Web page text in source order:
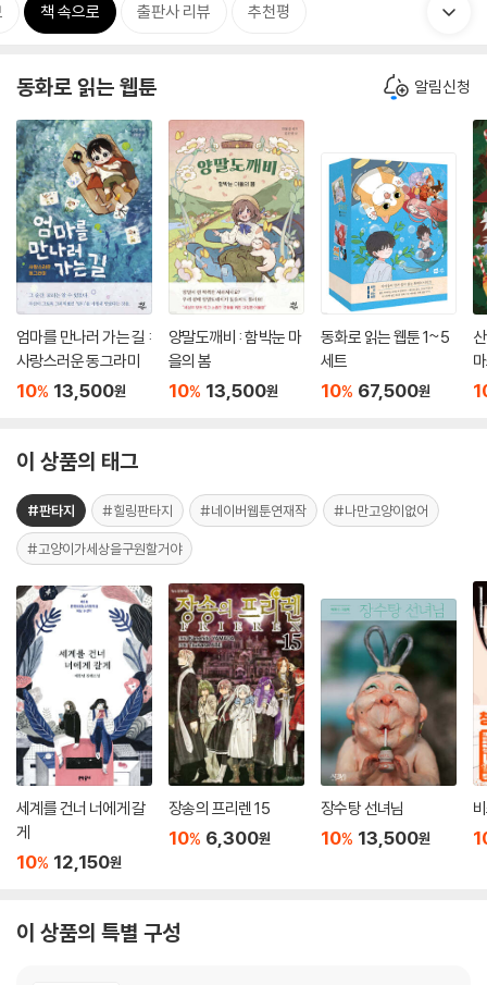
책 속으로 출판사 리뷰 추천평
동화로 읽는 웹툰 알림신청
엄마를 만나러 가는 길 :
사랑스러운 동그라미
10% 13,500원
양말도깨비 : 함박눈 마
을의 봄
10% 13,500원
동화로 읽는 웹툰 1~5
세트
10% 67,500원
이 상품의 태그
#판타지 #힐링판타지 #네이버웹툰연재작 #나만고양이없어
#고양이가세상을구원할거야
세계를 건너 너에게 갈
게
10% 12,150원
장송의 프리렌 15
10% 6,300원
장수탕 선녀님
10% 13,500원
이 상품의 특별 구성